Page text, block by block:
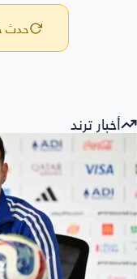
حدث
أخبار ترند